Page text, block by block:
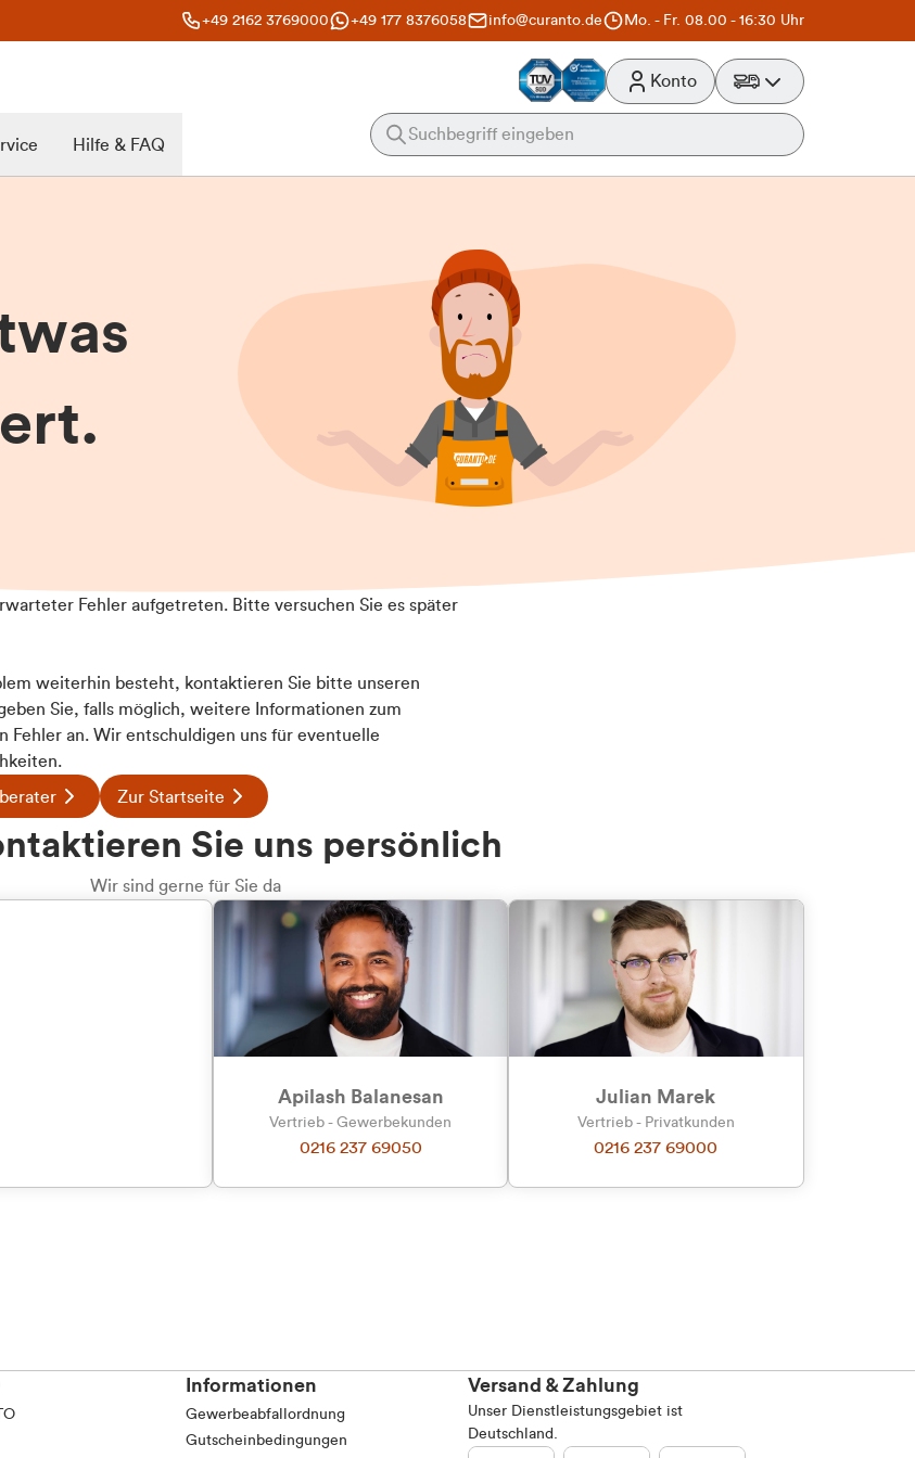
+49 2162 3769000 +49 177 8376058 info@curanto.de Mo. - Fr. 08.00 - 16:30 Uhr
Konto
Hilfe & FAQ
Fehler aufgetreten. Bitte versuchen Sie es später
weiterhin besteht, kontaktieren Sie bitte unseren
Sie, falls möglich, weitere Informationen zum
Fehler an. Wir entschuldigen uns für eventuelle
Zur Startseite
Sie uns persönlich
Wir sind gerne für Sie da
Apilash Balanesan
Vertrieb - Gewerbekunden
0216 237 69050
Julian Marek
Vertrieb - Privatkunden
0216 237 69000
Informationen
Gewerbeabfallordnung
Gutscheinbedingungen
Versand & Zahlung
Unser Dienstleistungsgebiet ist
Deutschland.